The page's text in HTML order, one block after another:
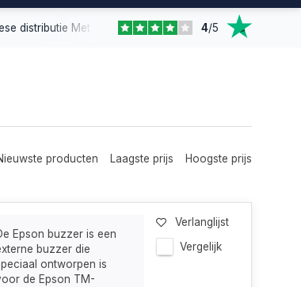
distributie Met onze Europese dekking leveren wij
4/5
producten Laagste prijs Hoogste prijs
Epson buzzer is een
buzzer die
ontworpen is
de Epson TM-
Verlanglijst
Vergelijk